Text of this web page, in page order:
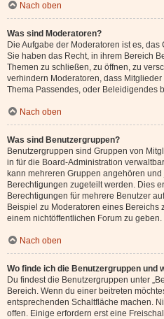
Nach oben
Was sind Moderatoren?
Die Aufgabe der Moderatoren ist es,
Sie haben das Recht, in ihrem Bereich
Themen zu schließen, zu öffnen, zu
verhindern Moderatoren, dass Mitglieder
Thema Passendes, oder Beleidigendes
Nach oben
Was sind Benutzergruppen?
Benutzergruppen sind Gruppen von
in für die Board-Administration
kann mehreren Gruppen angehören
Berechtigungen zugeteilt werden. Dies
Berechtigungen für mehrere Benutzer
Beispiel zu Moderatoren eines Bereichs
einem nichtöffentlichen Forum zu geben.
Nach oben
Wo finde ich die Benutzergruppen und
Du findest die Benutzergruppen unter
Bereich. Wenn du einer beitreten
entsprechenden Schaltfläche machen.
offen. Einige erfordern erst eine